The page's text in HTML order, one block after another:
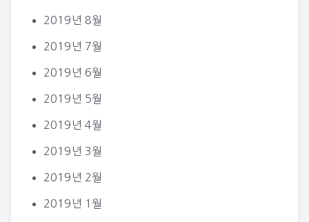
2019년 8월
2019년 7월
2019년 6월
2019년 5월
2019년 4월
2019년 3월
2019년 2월
2019년 1월